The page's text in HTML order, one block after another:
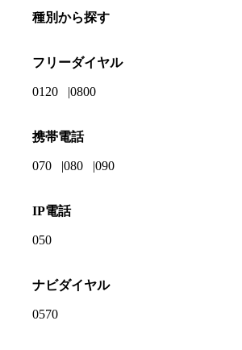
種別から探す
フリーダイヤル
0120 0800
携帯電話
070 080 090
IP電話
050
ナビダイヤル
0570